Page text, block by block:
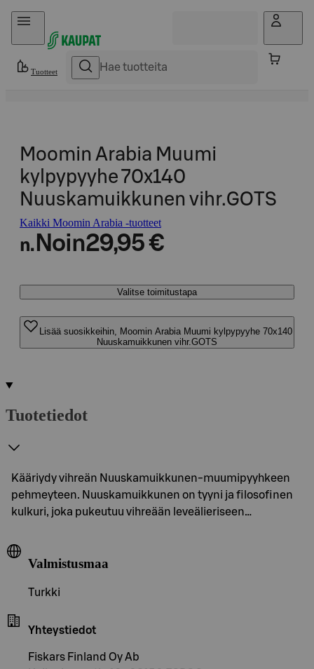
Hyppää sisältöön
Tuotteet
Moomin Arabia Muumi
kylpypyyhe 70x140
Nuuskamuikkunen vihr.GOTS
Kaikki Moomin Arabia -tuotteet
n. Noin29,95 €
Valitse toimitustapa
Lisää suosikkeihin, Moomin Arabia Muumi kylpypyyhe 70x140
Nuuskamuikkunen vihr.GOTS
Tuotetiedot
Kääriydy vihreän Nuuskamuikkunen-muumipyyhkeen
pehmeyteen. Nuuskamuikkunen on tyyni ja filosofinen
kulkuri, joka pukeutuu vihreään leveälieriseen…
Valmistusmaa
Turkki
Yhteystiedot
Fiskars Finland Oy Ab